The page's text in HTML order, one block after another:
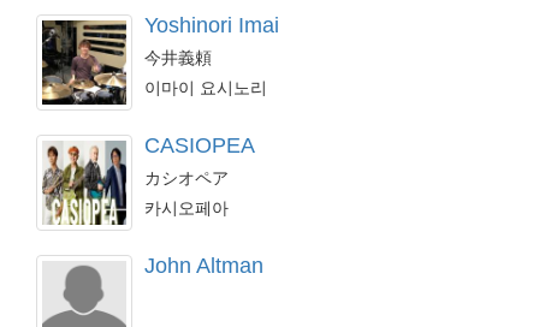
Yoshinori Imai
今井義頼
이마이 요시노리
CASIOPEA
カシオペア
카시오페아
John Altman